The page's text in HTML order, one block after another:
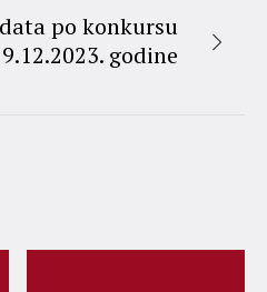
po konkursu
godine